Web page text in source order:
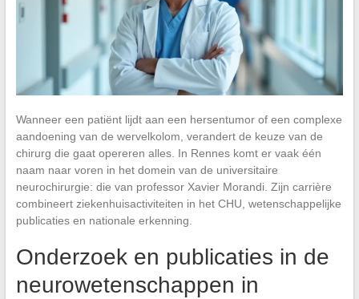
Wanneer een patiënt lijdt aan een hersentumor of een complexe
aandoening van de wervelkolom, verandert de keuze van de
chirurg die gaat opereren alles. In Rennes komt er vaak één
naam naar voren in het domein van de universitaire
neurochirurgie: die van professor Xavier Morandi. Zijn carrière
combineert ziekenhuisactiviteiten in het CHU, wetenschappelijke
publicaties en nationale erkenning.
Onderzoek en publicaties in de
neurowetenschappen in